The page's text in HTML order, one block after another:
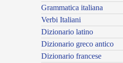
Grammatica italiana
Verbi Italiani
Dizionario latino
Dizionario greco antico
Dizionario francese